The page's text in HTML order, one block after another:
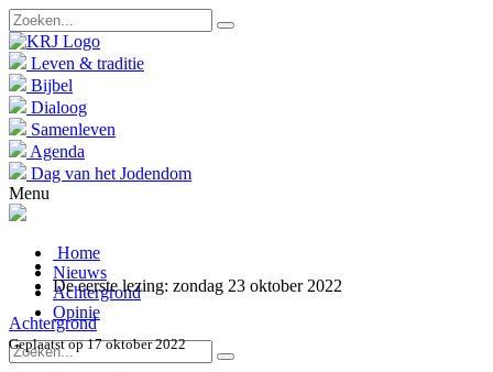
Leven & traditie
Bijbel
Dialoog
Samenleven
Agenda
Dag van het Jodendom
Menu
Home
Nieuws
Achtergrond
Opinie
De eerste lezing: zondag 23 oktober 2022
Achtergrond
Geplaatst op 17 oktober 2022